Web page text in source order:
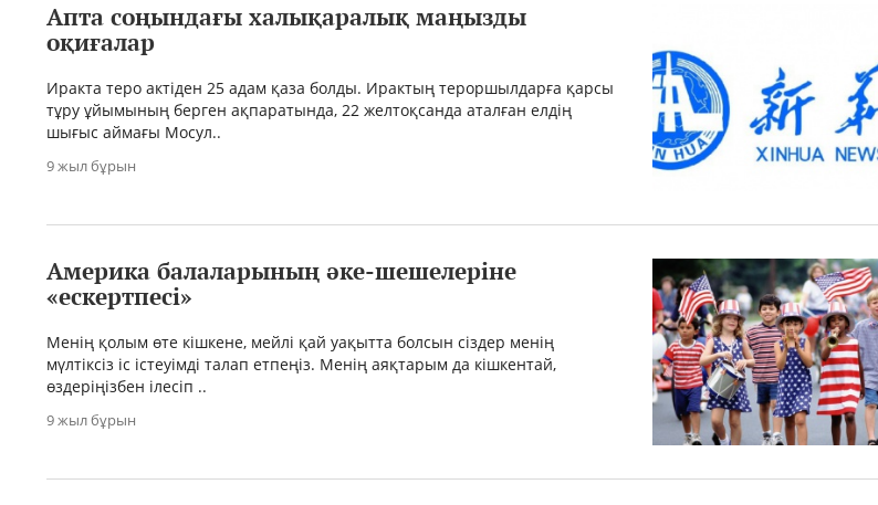
Апта соңындағы халықаралық маңызды
оқиғалар
Иракта теро актіден 25 адам қаза болды. Ирактың тероршылдарға қарсы
тұру ұйымының берген ақпаратында, 22 желтоқсанда аталған елдің
шығыс аймағы Мосул..
9 жыл бұрын
Америка балаларының әке-шешелеріне
«ескертпесі»
Менің қолым өте кішкене, мейлі қай уақытта болсын сіздер менің
мүлтіксіз іс істеуімді талап етпеңіз. Менің аяқтарым да кішкентай,
өздеріңізбен ілесіп ..
9 жыл бұрын